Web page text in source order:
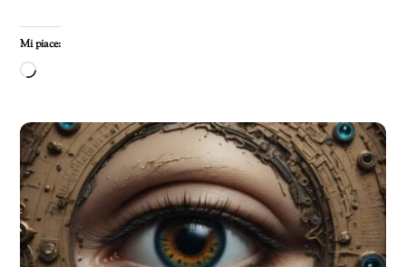
Mi piace:
Caricamento
corso…